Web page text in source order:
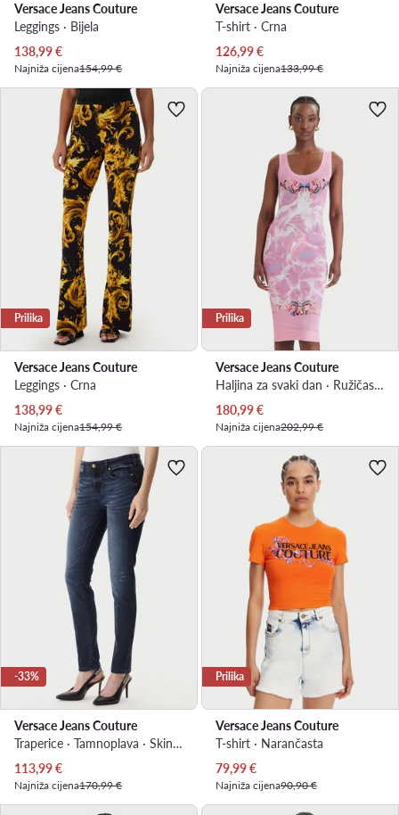
Versace Jeans Couture
Leggings · Bijela
Trenutna cijena
138,99€
Najniža cijena154,99 €
Versace Jeans Couture
T-shirt · Crna
Trenutna cijena
126,99€
Najniža cijena133,99 €
Prilika
Versace Jeans Couture
Leggings · Crna
Trenutna cijena
138,99€
Najniža cijena154,99 €
Prilika
Versace Jeans Couture
Haljina za svaki dan · Ružičasta · Mini
Trenutna cijena
180,99€
Najniža cijena202,99 €
-33%
Versace Jeans Couture
Traperice · Tamnoplava · Skinny Fit
Trenutna cijena
113,99€
Najniža cijena170,99 €
Prilika
Versace Jeans Couture
T-shirt · Narančasta
Trenutna cijena
79,99€
Najniža cijena90,90 €